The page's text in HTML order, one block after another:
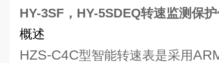
HY-3SF，HY-5SDEQ转速监测保
概述
HZS-C4C型智能转速表是采用